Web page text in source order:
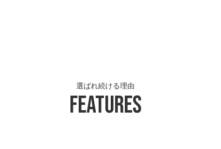
Features
選ばれ続ける理由